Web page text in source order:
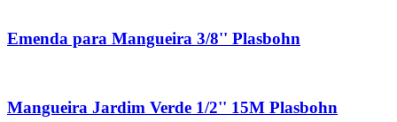
Emenda para Mangueira 3/8'' Plasbohn
Mangueira Jardim Verde 1/2'' 15M Plasbohn